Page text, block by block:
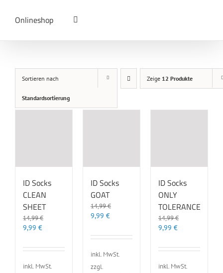
Onlineshop
Sortieren nach
Standardsortierung
Zeige 12 Produkte
ID Socks
CLEAN
SHEET
14,99€
Ursprünglicher
war:
9,99 €Aktueller
ist:
inkl. MwSt.
ID Socks
GOAT
14,99€
Ursprünglicher
war:
9,99 €Aktueller
ist:
inkl. MwSt.
zzgl.
ID Socks
ONLY
TOLERANCE
14,99€
Ursprünglicher
war:
9,99 €Aktueller
ist:
inkl. MwSt.